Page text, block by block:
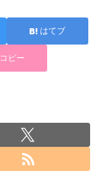
はてブ
コピー